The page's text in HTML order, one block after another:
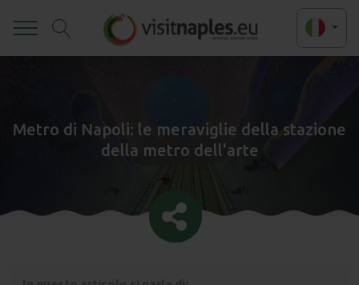
Metro di Napoli: le meraviglie della stazione
della metro dell'arte